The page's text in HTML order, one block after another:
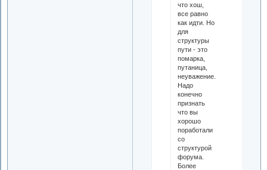
что хош,
все равно
как идти. Но
для
структуры
пути - это
помарка,
путаница,
неуважение.
Надо
конечно
признать
что вы
хорошо
поработали
со
структурой
форума.
Более